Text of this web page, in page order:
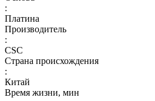
:
Платина
Производитель
:
CSC
Страна происхождения
:
Китай
Время жизни, мин